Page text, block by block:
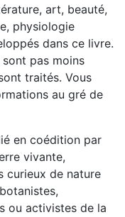
art, beauté,
physiologie
dans ce livre.
pas moins
traités. Vous
au gré de
en coédition par
vivante,
curieux de nature
ou activistes de la